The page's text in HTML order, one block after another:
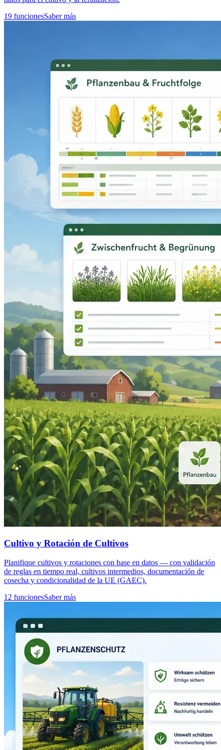
19 funcionesSaber más
Cultivo y Rotación de Cultivos
Planifique cultivos y rotaciones con base en datos — con validación
de reglas en tiempo real, cultivos intermedios, documentación de
cosecha y condicionalidad de la UE (GAEC).
12 funcionesSaber más